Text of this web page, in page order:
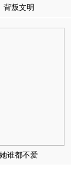
背叛文明
她谁都不爱